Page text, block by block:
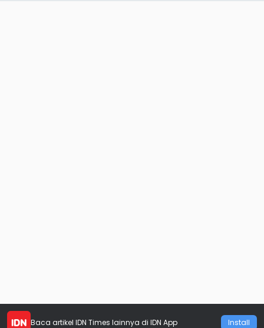
Baca artikel IDN Times lainnya di IDN App Install